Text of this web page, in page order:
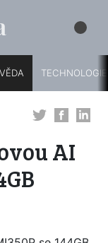
VĚDA TECHNOLOGIE
AI